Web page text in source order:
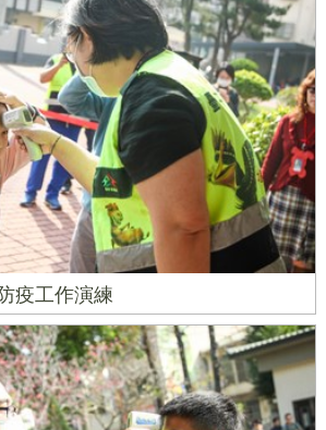
疫工作演練